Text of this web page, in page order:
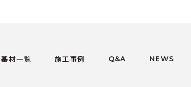
基材一覧 施工事例 Q&A NEWS